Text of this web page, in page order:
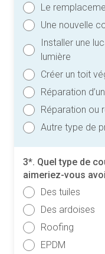
Le
Une nouvelle
Installer une
lumière
Créer un toit
Réparation
Réparation ou
Autre type de
3*. Quel type de
aimeriez-vous
Des tuiles
Des ardoises
Roofing
EPDM